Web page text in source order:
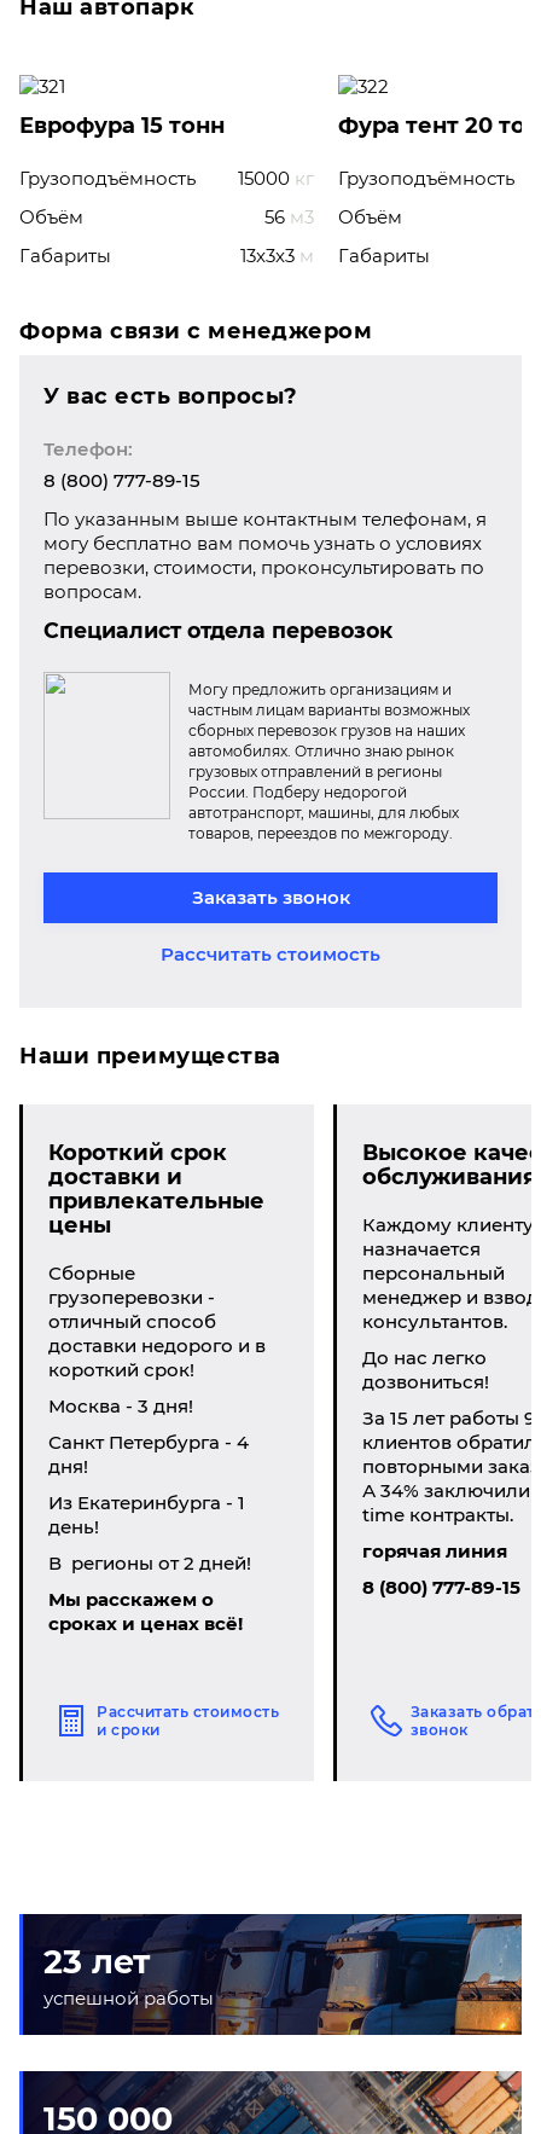
Наш автопарк
Еврофура 15 тонн
Грузоподъёмность 15000 кг
Объём
56 м3
Габариты
13x3x3 м
Фура тент 20
Грузоподъёмность
Объём
Габариты
Форма связи с менеджером
У вас есть вопросы?
Телефон:
8 (800) 777-89-15
По указанным выше контактным телефонам, я
могу бесплатно вам помочь узнать о условиях
перевозки, стоимости, проконсультировать по
вопросам.
Специалист отдела перевозок
Могу предложить организациям и
частным лицам варианты возможных
сборных перевозок грузов на наших
автомобилях. Отлично знаю рынок
грузовых отправлений в регионы
России. Подберу недорогой
автотранспорт, машины, для любых
товаров, переездов по межгороду.
Заказать звонок
Рассчитать стоимость
Наши преимущества
Короткий срок
доставки и
привлекательные
цены
Сборные
грузоперевозки -
отличный способ
доставки недорого и в
короткий срок!
Москва - 3 дня!
Санкт Петербурга - 4
дня!
Из Екатеринбурга - 1
день!
В регионы от 2 дней!
Мы расскажем о
сроках и ценах всё!
Рассчитать стоимость
и сроки
Высокое
обслуживания
Каждому клиенту
назначается
персональный
менеджер и взвод
консультантов.
До нас легко
дозвониться!
За 15 лет работы
клиентов
повторными
А 34% заключили
time контракты.
горячая линия
8 (800) 777-89-15
Заказать
звонок
23 лет
успешной работы
150 000